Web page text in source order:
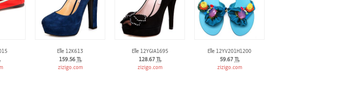
Elle 12K613
159.56 TL
zizigo.com
Elle 12YGIA1695
128.67 TL
zizigo.com
Elle 12YV201H1200
59.67 TL
zizigo.com